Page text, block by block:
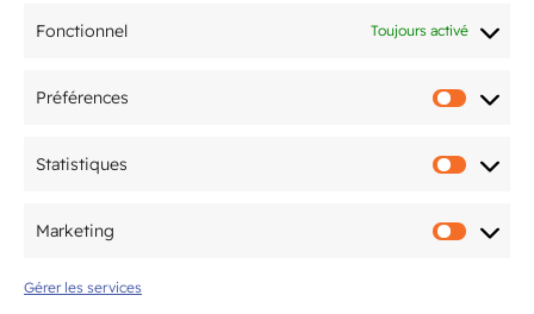
Fonctionnel Toujours activé
Préférences
Statistiques
Marketing
Gérer les services